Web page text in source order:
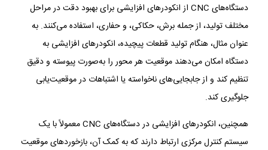
دستگاه‌های CNC از انکودرهای افزایشی برای بهبود دقت در مراحل
مختلف تولید، از جمله برش، حکاکی، و حفاری، استفاده می‌کنند. به
عنوان مثال، هنگام تولید قطعات پیچیده، انکودرهای افزایشی به
دستگاه امکان می‌دهند موقعیت هر محور را به‌صورت پیوسته و دقیق
تنظیم کند و از جابجایی‌های ناخواسته یا اشتباهات در موقعیت‌یابی
جلوگیری کند.
همچنین، انکودرهای افزایشی در دستگاه‌های CNC معمولاً با یک
سیستم کنترل مرکزی ارتباط دارند که به کمک آن، بازخوردهای موقعیت